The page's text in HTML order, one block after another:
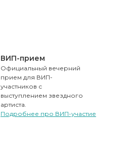
ВИП-прием
Официальный вечерний
прием для ВИП-
участников с
выступлением звездного
артиста.
Подробнее про ВИП-участие